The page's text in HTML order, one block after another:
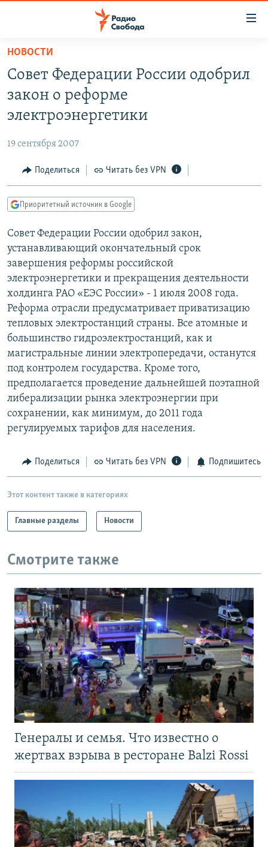
упрощенного
доступа
основному
Вернутся
Вернутся
поиску
АВТОРСКИЕ ПРОЕКТЫ
МНЕНИЯ
КУЛЬТУРА
КАВКАЗ.РЕАЛИИ
СЕВЕР.РЕАЛИИ
СИБИРЬ.РЕАЛИИ
РАСПИСАНИЕ ВЕЩАНИЯ
ПОДПИШИТЕСЬ НА РАССЫЛКУ
СОЦИАЛЬНЫЕ СЕТИ
Все сайты РСЕ/РС
НОВОСТИ
Совет Федерации России одобрил
закон о реформе
электроэнергетики
19 сентября 2007
Поделиться Читать без VPN
Приоритетный источник в Google
Совет Федерации России одобрил закон,
устанавливающий окончательный срок
завершения реформы российской
электроэнергетики и прекращения деятельности
холдинга РАО «ЕЭС России» - 1 июля 2008 года.
Реформа отрасли предусматривает приватизацию
тепловых электростанций страны. Все атомные и
большинство гидроэлектростанций, как и
магистральные линии электропередачи, останутся
под контролем государства. Кроме того,
предполагается проведение дальнейшей поэтапной
либерализации рынка электроэнергии при
сохранении, как минимум, до 2011 года
регулируемых тарифов для населения.
Поделиться Читать без VPN Подпишитесь
Этот контент также в категориях
Главные разделы Новости
Смотрите также
Генералы и семья. Что известно о
жертвах взрыва в ресторане Balzi Rossi